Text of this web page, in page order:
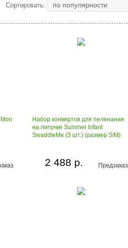
Сортировать: по популярности
Набор конвертов для пеленания
на липучке Summer Infant
SwaddleMe (3 шт.) (размер S/M)
Предзаказ
2 488 р.